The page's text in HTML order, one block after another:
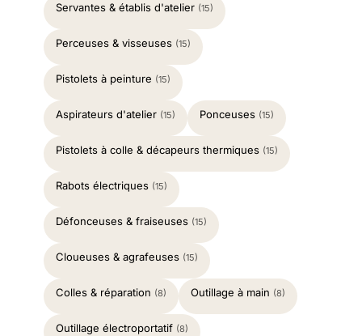
Servantes & établis d'atelier (15)
Perceuses & visseuses (15)
Pistolets à peinture (15)
Aspirateurs d'atelier (15) Ponceuses (15)
Pistolets à colle & décapeurs thermiques (15)
Rabots électriques (15)
Défonceuses & fraiseuses (15)
Cloueuses & agrafeuses (15)
Colles & réparation (8) Outillage à main (8)
Outillage électroportatif (8)